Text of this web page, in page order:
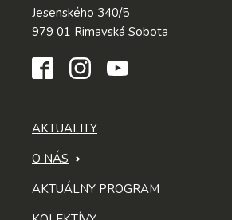
Jesenského 340/5
979 01 Rimavská Sobota
AKTUALITY
O NÁS
AKTUÁLNY PROGRAM